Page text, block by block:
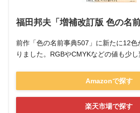
福田邦夫「増補改訂版 色の名前
前作「色の名前事典507」に新たに12色
りました。RGBやCMYKなどの値も少し
Amazonで探す
楽天市場で探す